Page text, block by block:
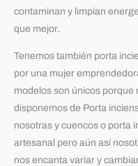
contaminan y limpian
que mejor.
Tenemos también porta
por una mujer
modelos son únicos porque
disponemos de Porta
nosotras y cuencos o porta
artesanal pero aún así
nos encanta variar y